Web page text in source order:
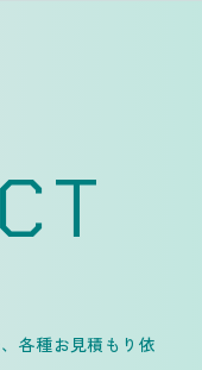
各種お見積もり依